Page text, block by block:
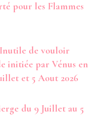
pour les Flammes
de vouloir
initiée par Vénus en
et 5 Aout 2026
du 9 Juillet au 5